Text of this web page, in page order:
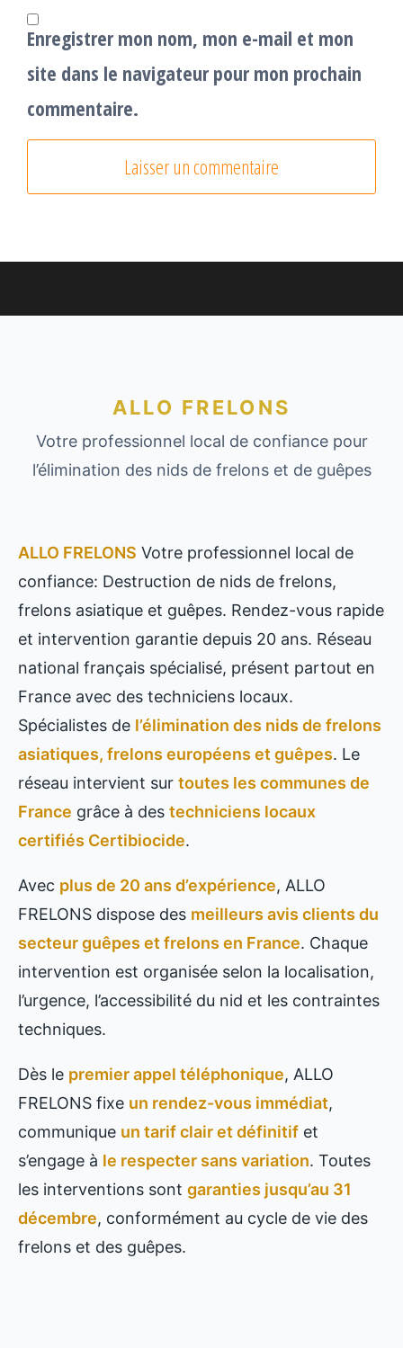
Enregistrer mon nom, mon e-mail et mon
site dans le navigateur pour mon prochain
commentaire.
ALLO FRELONS
Votre professionnel local de confiance pour
l’élimination des nids de frelons et de guêpes
ALLO FRELONS Votre professionnel local de
confiance: Destruction de nids de frelons,
frelons asiatique et guêpes. Rendez-vous rapide
et intervention garantie depuis 20 ans. Réseau
national français spécialisé, présent partout en
France avec des techniciens locaux.
Spécialistes de l’élimination des nids de frelons
asiatiques, frelons européens et guêpes. Le
réseau intervient sur toutes les communes de
France grâce à des techniciens locaux
certifiés Certibiocide.
Avec plus de 20 ans d’expérience, ALLO
FRELONS dispose des meilleurs avis clients du
secteur guêpes et frelons en France. Chaque
intervention est organisée selon la localisation,
l’urgence, l’accessibilité du nid et les contraintes
techniques.
Dès le premier appel téléphonique, ALLO
FRELONS fixe un rendez-vous immédiat,
communique un tarif clair et définitif et
s’engage à le respecter sans variation. Toutes
les interventions sont garanties jusqu’au 31
décembre, conformément au cycle de vie des
frelons et des guêpes.